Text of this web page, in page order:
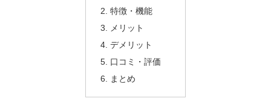
特徴・機能
メリット
デメリット
口コミ・評価
まとめ